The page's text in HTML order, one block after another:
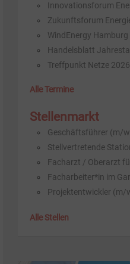
In­no­va­ti­ons­forum
Zu­kunfts­forum
Wind­E­n­er­gy Ham­burg
Han­dels­blatt
Treff­punkt Net­ze 2026
Alle Termine
Stellenmarkt
Geschäftsführer (m/
Facharbeiter*in im
Alle Stellen